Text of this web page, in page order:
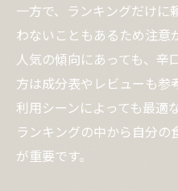
焼肉たれランキ
焼肉に合うたれ
プロ直伝の焼肉たれ簡
焼肉のたれレシ
焼肉プロの味を
焼肉のたれ手作
一方で、ランキングだけに
わないこともあるため注意
人気の傾向にあっても、辛
方は成分表やレビューも参
利用シーンによっても最適
ランキングの中から自分の
が重要です。